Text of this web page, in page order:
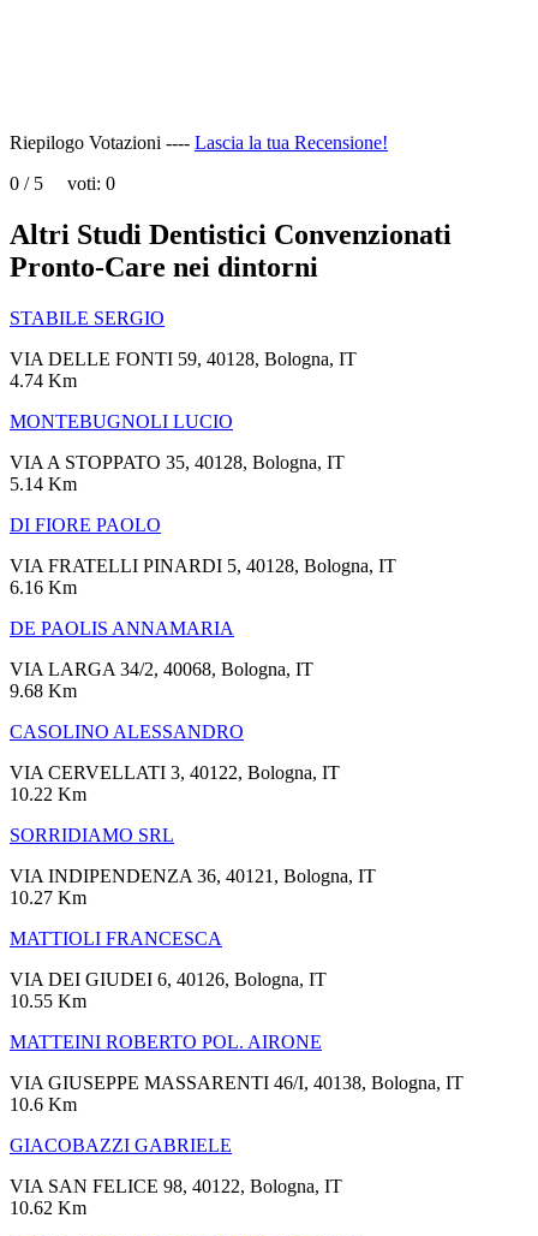
Riepilogo Votazioni ---- Lascia la tua Recensione!
0 / 5 voti: 0
Altri Studi Dentistici Convenzionati
Pronto-Care nei dintorni
STABILE SERGIO
VIA DELLE FONTI 59, 40128, Bologna, IT
4.74 Km
MONTEBUGNOLI LUCIO
VIA A STOPPATO 35, 40128, Bologna, IT
5.14 Km
DI FIORE PAOLO
VIA FRATELLI PINARDI 5, 40128, Bologna, IT
6.16 Km
DE PAOLIS ANNAMARIA
VIA LARGA 34/2, 40068, Bologna, IT
9.68 Km
CASOLINO ALESSANDRO
VIA CERVELLATI 3, 40122, Bologna, IT
10.22 Km
SORRIDIAMO SRL
VIA INDIPENDENZA 36, 40121, Bologna, IT
10.27 Km
MATTIOLI FRANCESCA
VIA DEI GIUDEI 6, 40126, Bologna, IT
10.55 Km
MATTEINI ROBERTO POL. AIRONE
VIA GIUSEPPE MASSARENTI 46/I, 40138, Bologna, IT
10.6 Km
GIACOBAZZI GABRIELE
VIA SAN FELICE 98, 40122, Bologna, IT
10.62 Km